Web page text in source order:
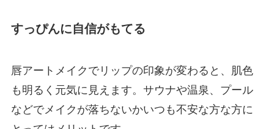
すっぴんに自信がもてる
唇アートメイクでリップの印象が変わると、肌色
も明るく元気に見えます。サウナや温泉、プール
などでメイクが落ちないかいつも不安な方な方に